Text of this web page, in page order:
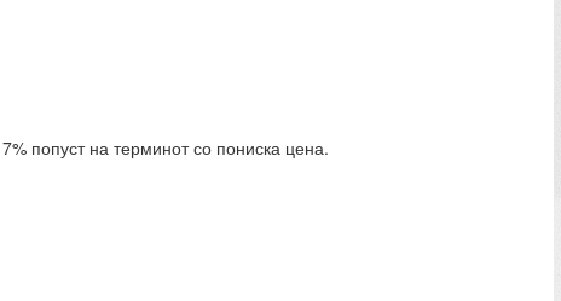
попуст на терминот со пониска цена.